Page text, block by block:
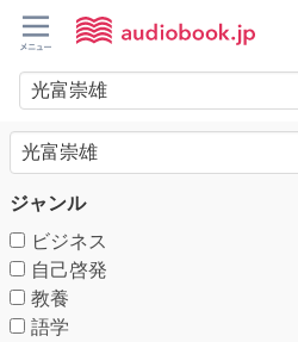
ジャンル
ビジネス
自己啓発
教養
語学